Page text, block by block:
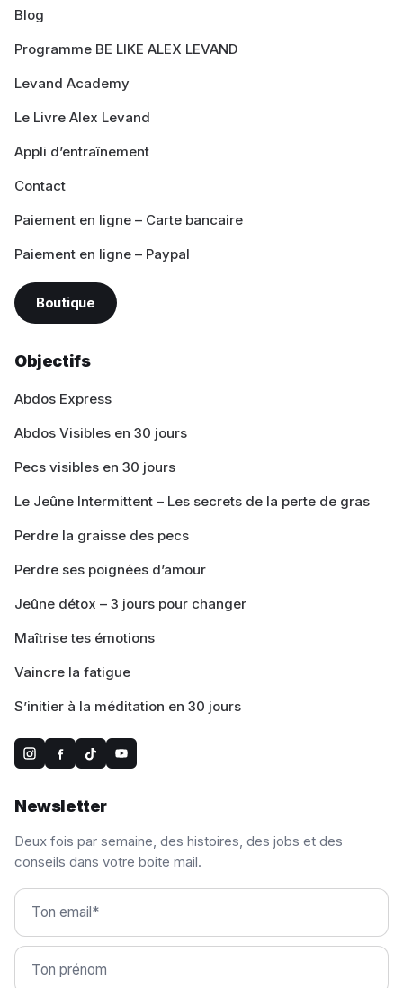
Blog
Programme BE LIKE ALEX LEVAND
Levand Academy
Le Livre Alex Levand
Appli d’entraînement
Contact
Paiement en ligne – Carte bancaire
Paiement en ligne – Paypal
Boutique
Objectifs
Abdos Express
Abdos Visibles en 30 jours
Pecs visibles en 30 jours
Le Jeûne Intermittent – Les secrets de la perte de gras
Perdre la graisse des pecs
Perdre ses poignées d’amour
Jeûne détox – 3 jours pour changer
Maîtrise tes émotions
Vaincre la fatigue
S’initier à la méditation en 30 jours
Newsletter
Deux fois par semaine, des histoires, des jobs et des
conseils dans votre boite mail.